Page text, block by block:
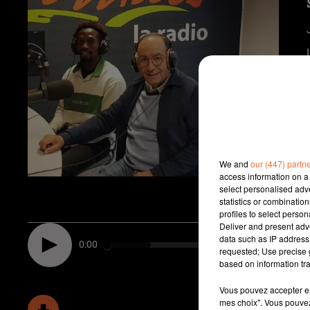
0:00
We and our (447)
access information on
select personalised
statistics or
profiles to select
Deliver and present
data such as IP
requested; Use precise
based on information
Vous pouvez accepter
mes choix". Vous